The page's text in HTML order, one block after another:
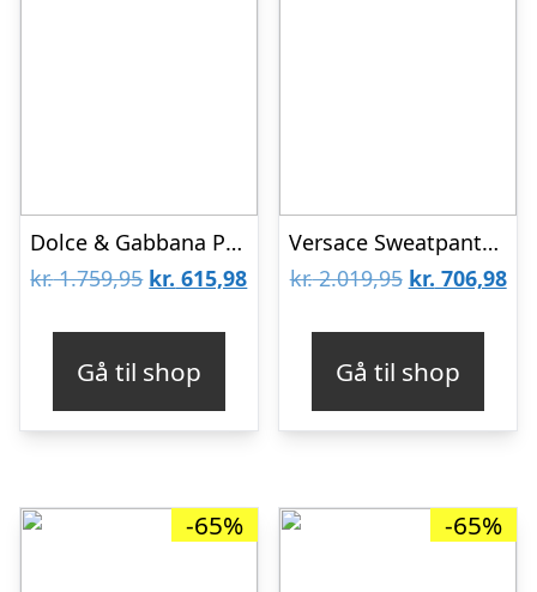
Dolce & Gabbana Polo – Reborn To Live – Camouflage
kr.1.759,95 Den
kr. 1.759,95.
kr. 615,98Den
kr. 615,98.
Gå til shop
Versace Sweatpants – Navy/Sort
kr.2.019,95 Den
kr. 2.019,95.
kr. 706,98
kr.
Gå til shop
-65% -65%